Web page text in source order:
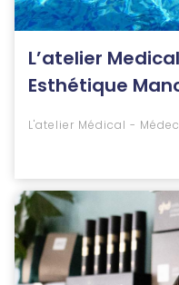
L’atelier
Esthétique
L'atelier Médical -